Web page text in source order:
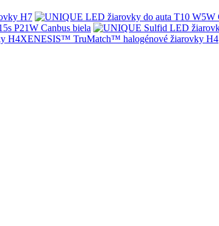
H7
P21W Canbus biela
XENESIS™ TruMatch™ halogénové žiarovky H4